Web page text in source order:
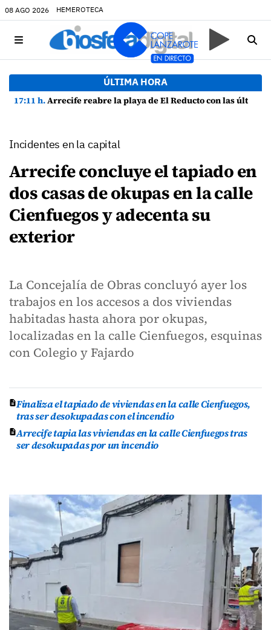
08 AGO 2026 HEMEROTECA
ÚLTIMA HORA
17:11 h.Arrecife reabre la playa de El Reducto con las últimas analíticas mostrando "una buena calidad de las aguas para el baño"
Incidentes en la capital
Arrecife concluye el tapiado en
dos casas de okupas en la calle
Cienfuegos y adecenta su
exterior
La Concejalía de Obras concluyó ayer los
trabajos en los accesos a dos viviendas
habitadas hasta ahora por okupas,
localizadas en la calle Cienfuegos, esquinas
con Colegio y Fajardo
Finaliza el tapiado de viviendas en la calle Cienfuegos,
tras ser desokupadas con el incendio
Arrecife tapia las viviendas en la calle Cienfuegos tras
ser desokupadas por un incendio